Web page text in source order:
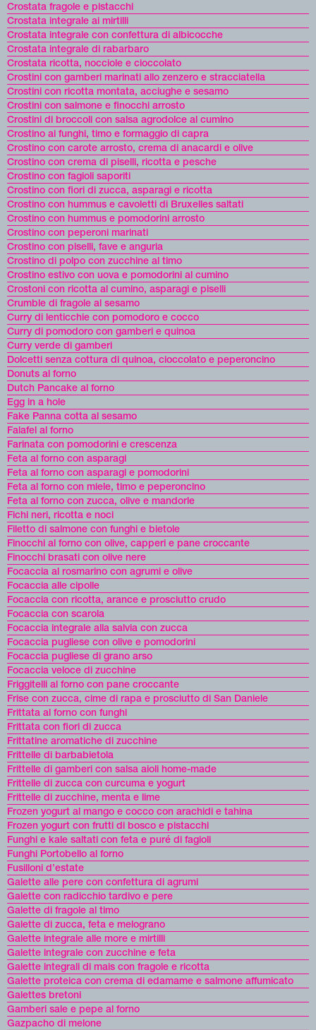
Crostata fragole e pistacchi
Crostata integrale ai mirtilli
Crostata integrale con confettura di albicocche
Crostata integrale di rabarbaro
Crostata ricotta, nocciole e cioccolato
Crostini con gamberi marinati allo zenzero e stracciatella
Crostini con ricotta montata, acciughe e sesamo
Crostini con salmone e finocchi arrosto
Crostini di broccoli con salsa agrodolce al cumino
Crostino ai funghi, timo e formaggio di capra
Crostino con carote arrosto, crema di anacardi e olive
Crostino con crema di piselli, ricotta e pesche
Crostino con fagioli saporiti
Crostino con fiori di zucca, asparagi e ricotta
Crostino con hummus e cavoletti di Bruxelles saltati
Crostino con hummus e pomodorini arrosto
Crostino con peperoni marinati
Crostino con piselli, fave e anguria
Crostino di polpo con zucchine al timo
Crostino estivo con uova e pomodorini al cumino
Crostoni con ricotta al cumino, asparagi e piselli
Crumble di fragole al sesamo
Curry di lenticchie con pomodoro e cocco
Curry di pomodoro con gamberi e quinoa
Curry verde di gamberi
Dolcetti senza cottura di quinoa, cioccolato e peperoncino
Donuts al forno
Dutch Pancake al forno
Egg in a hole
Fake Panna cotta al sesamo
Falafel al forno
Farinata con pomodorini e crescenza
Feta al forno con asparagi
Feta al forno con asparagi e pomodorini
Feta al forno con miele, timo e peperoncino
Feta al forno con zucca, olive e mandorle
Fichi neri, ricotta e noci
Filetto di salmone con funghi e bietole
Finocchi al forno con olive, capperi e pane croccante
Finocchi brasati con olive nere
Focaccia al rosmarino con agrumi e olive
Focaccia alle cipolle
Focaccia con ricotta, arance e prosciutto crudo
Focaccia con scarola
Focaccia integrale alla salvia con zucca
Focaccia pugliese con olive e pomodorini
Focaccia pugliese di grano arso
Focaccia veloce di zucchine
Friggitelli al forno con pane croccante
Frise con zucca, cime di rapa e prosciutto di San Daniele
Frittata al forno con funghi
Frittata con fiori di zucca
Frittatine aromatiche di zucchine
Frittelle di barbabietola
Frittelle di gamberi con salsa aioli home-made
Frittelle di zucca con curcuma e yogurt
Frittelle di zucchine, menta e lime
Frozen yogurt al mango e cocco con arachidi e tahina
Frozen yogurt con frutti di bosco e pistacchi
Funghi e kale saltati con feta e puré di fagioli
Funghi Portobello al forno
Fusilloni d’estate
Galette alle pere con confettura di agrumi
Galette con radicchio tardivo e pere
Galette di fragole al timo
Galette di zucca, feta e melograno
Galette integrale alle more e mirtilli
Galette integrale con zucchine e feta
Galette integrali di mais con fragole e ricotta
Galette proteica con crema di edamame e salmone affumicato
Galettes bretoni
Gamberi sale e pepe al forno
Gazpacho di melone